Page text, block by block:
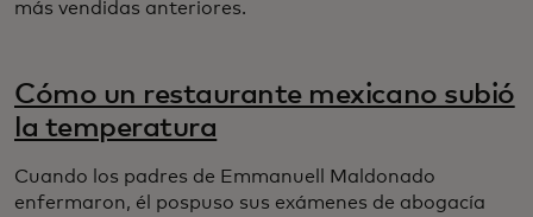
más vendidas anteriores.
Cómo un restaurante mexicano subió
la temperatura
Cuando los padres de Emmanuell Maldonado
enfermaron, él pospuso sus exámenes de abogacía